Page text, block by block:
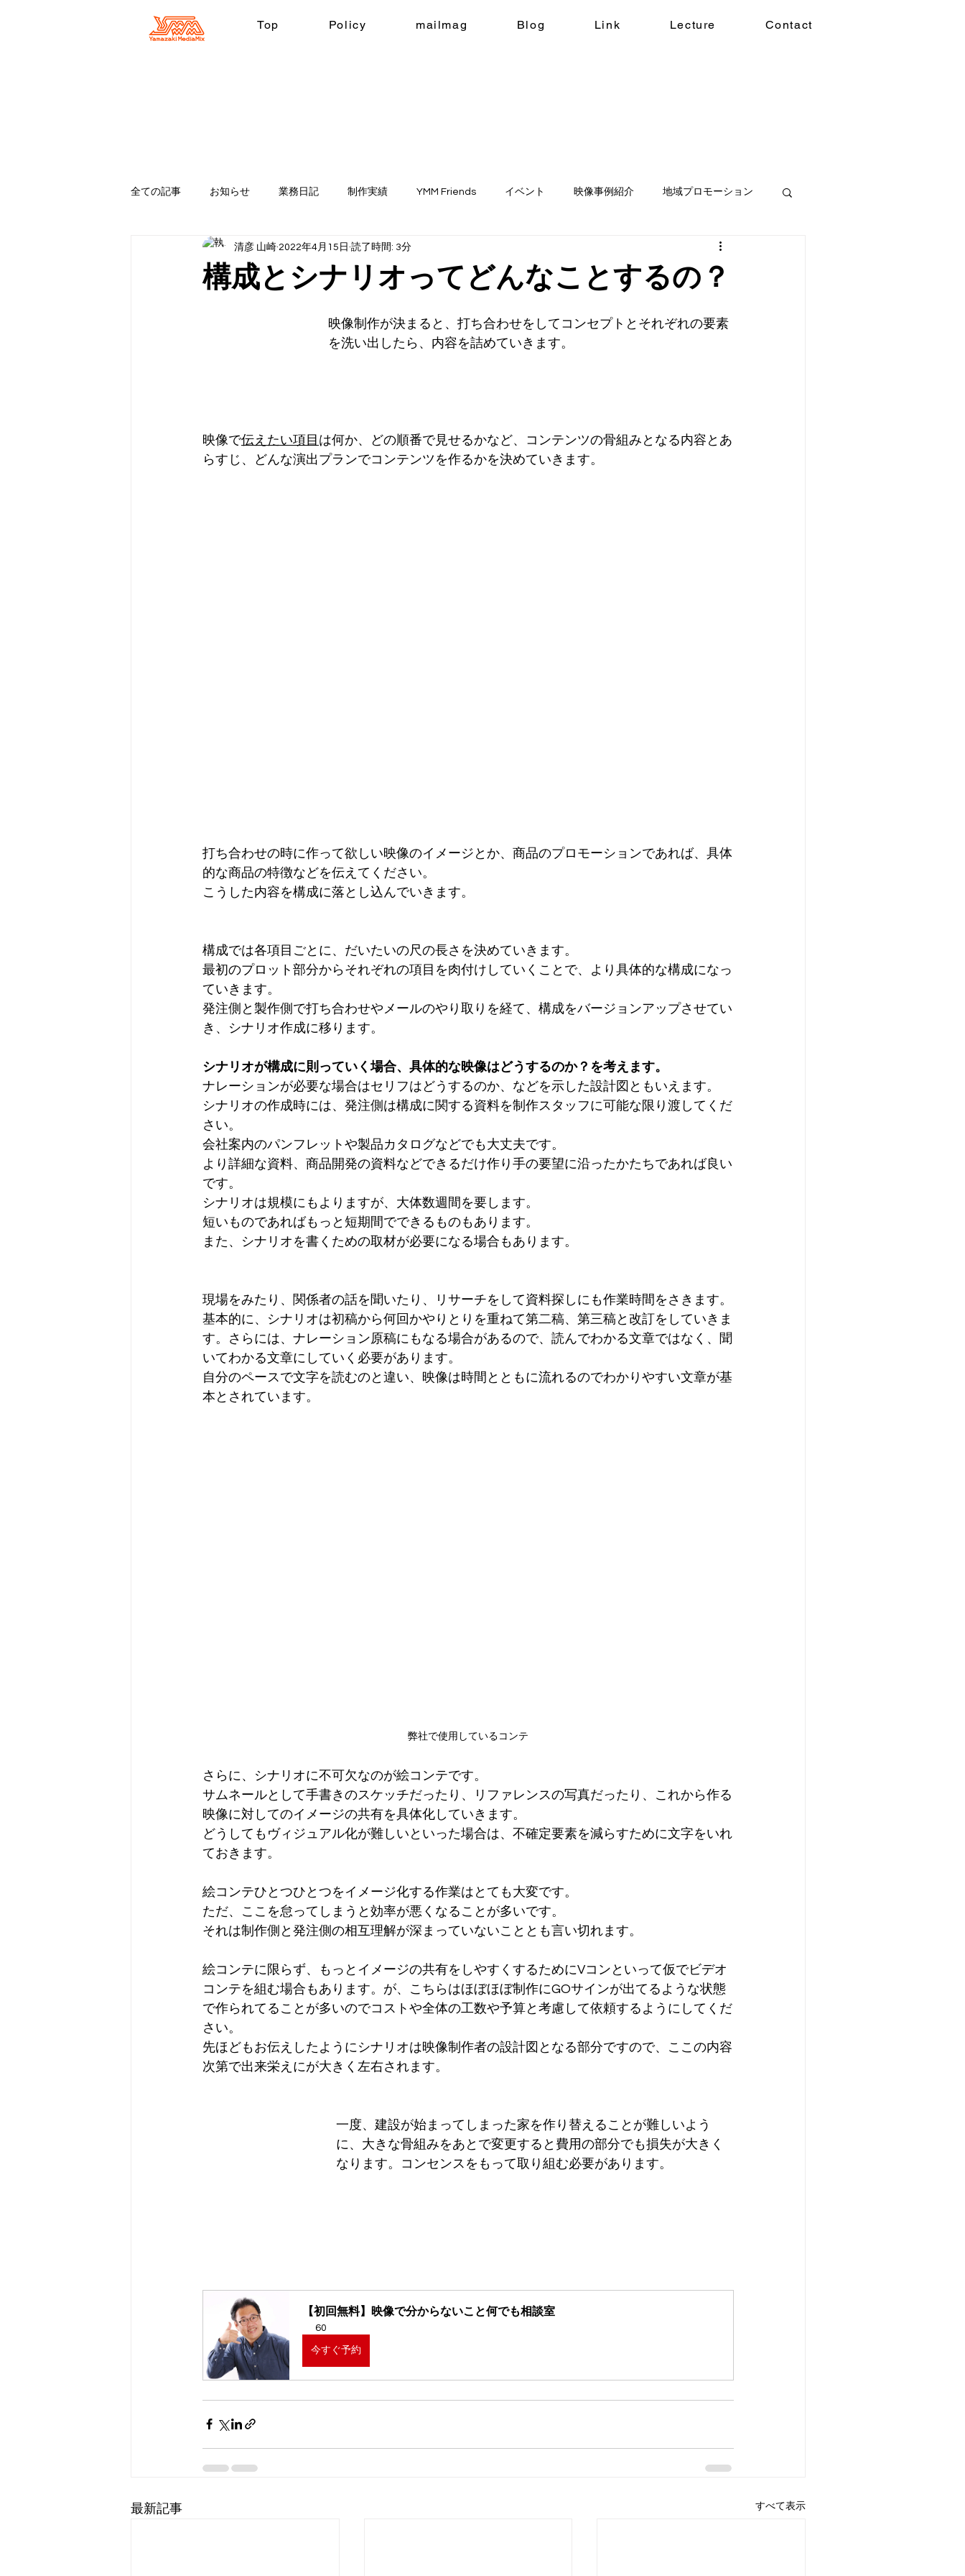
Top Policy mailmag Blog Link Lecture Contact
全ての記事 お知らせ 業務日記 制作実績 YMM Friends イベント 映像事例紹介 地域プロモーション
Premiere Pro iphone 生成AI
構成とシナリオってどんなことするの？
清彦 山崎 2022年4月15日 読了時間: 3分
映像制作が決まると、打ち合わせをしてコンセプトとそれぞれの要素
を洗い出したら、内容を詰めていきます。
映像で伝えたい項目 は何か、どの順番で見せるかなど、コンテンツの骨組みとなる内容とあ
らすじ、どんな演出プランでコンテンツを作るかを決めていきます。
打ち合わせの時に作って欲しい映像のイメージとか、商品のプロモーションであれば、具体
的な商品の特徴などを伝えてください。
こうした内容を構成に落とし込んでいきます。
構成では各項目ごとに、だいたいの尺の長さを決めていきます。
最初のプロット部分からそれぞれの項目を肉付けしていくことで、より具体的な構成になっ
ていきます。
発注側と製作側で打ち合わせやメールのやり取りを経て、構成をバージョンアップさせてい
き、シナリオ作成に移ります。
シナリオが構成に則っていく場合、具体的な映像はどうするのか？を考えます。
ナレーションが必要な場合はセリフはどうするのか、などを示した設計図ともいえます。
シナリオの作成時には、発注側は構成に関する資料を制作スタッフに可能な限り渡してくだ
さい。
会社案内のパンフレットや製品カタログなどでも大丈夫です。
より詳細な資料、商品開発の資料などできるだけ作り手の要望に沿ったかたちであれば良い
です。
シナリオは規模にもよりますが、大体数週間を要します。
短いものであればもっと短期間でできるものもあります。
また、シナリオを書くための取材が必要になる場合もあります。
現場をみたり、関係者の話を聞いたり、リサーチをして資料探しにも作業時間をさきます。
基本的に、シナリオは初稿から何回かやりとりを重ねて第二稿、第三稿と改訂をしていきま
す。さらには、ナレーション原稿にもなる場合があるので、読んでわかる文章ではなく、聞
いてわかる文章にしていく必要があります。
自分のペースで文字を読むのと違い、映像は時間とともに流れるのでわかりやすい文章が基
本とされています。
弊社で使用しているコンテ
さらに、シナリオに不可欠なのが絵コンテです。
サムネールとして手書きのスケッチだったり、リファレンスの写真だったり、これから作る
映像に対してのイメージの共有を具体化していきます。
どうしてもヴィジュアル化が難しいといった場合は、不確定要素を減らすために文字をいれ
ておきます。
絵コンテひとつひとつをイメージ化する作業はとても大変です。
ただ、ここを怠ってしまうと効率が悪くなることが多いです。
それは制作側と発注側の相互理解が深まっていないこととも言い切れます。
絵コンテに限らず、もっとイメージの共有をしやすくするためにVコンといって仮でビデオ
コンテを組む場合もあります。が、こちらはほぼほぼ制作にGOサインが出てるような状態
で作られてることが多いのでコストや全体の工数や予算と考慮して依頼するようにしてくだ
さい。
先ほどもお伝えしたようにシナリオは映像制作者の設計図となる部分ですので、ここの内容
次第で出来栄えにが大きく左右されます。
一度、建設が始まってしまった家を作り替えることが難しいよう
に、大きな骨組みをあとで変更すると費用の部分でも損失が大きく
なります。コンセンスをもって取り組む必要があります。
【初回無料】映像で分からないこと何でも相談室
60
今すぐ予約
最新記事 すべて表示